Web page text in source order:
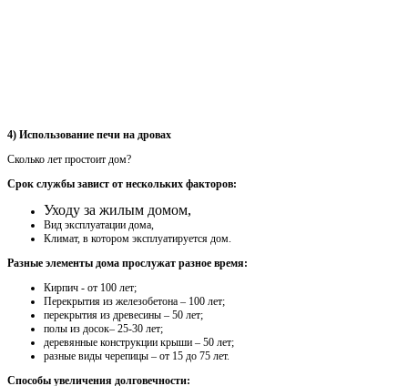
4) Использование печи на дровах
Сколько лет простоит дом?
Срок службы завист от нескольких факторов:
Уходу за жилым домом,
Вид эксплуатации дома,
Климат, в котором эксплуатируется дом.
Разные элементы дома прослужат разное время:
Кирпич - от 100 лет;
Перекрытия из железобетона – 100 лет;
перекрытия из древесины – 50 лет;
полы из досок– 25-30 лет;
деревянные конструкции крыши – 50 лет;
разные виды черепицы – от 15 до 75 лет.
Способы увеличения долговечности: